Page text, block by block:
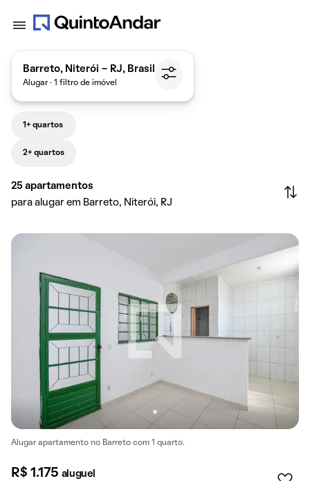
Barreto, Niterói - RJ, Brasil
Alugar · 1 filtro de imóvel
1+ quartos
2+ quartos
25 apartamentos
para alugar em Barreto, Niterói, RJ
Alugar apartamento no Barreto com 1 quarto.
R$ 1.175 aluguel